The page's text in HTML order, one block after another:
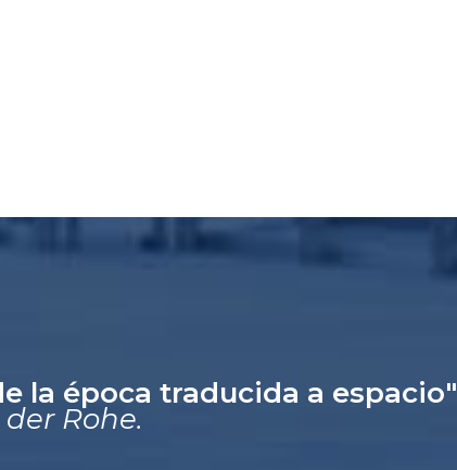
la época traducida a espacio"
Rohe.